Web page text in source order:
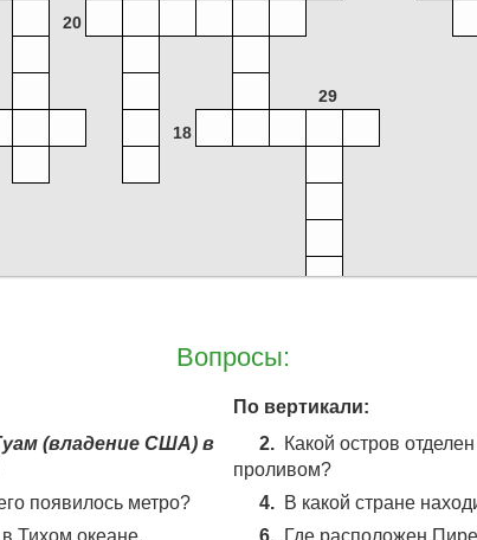
20
29
18
Вопросы:
(владение США) в
появилось метро?
Тихом океане.
По вертикали:
2. Какой остров
проливом?
4. В какой стране
6. Где расположен